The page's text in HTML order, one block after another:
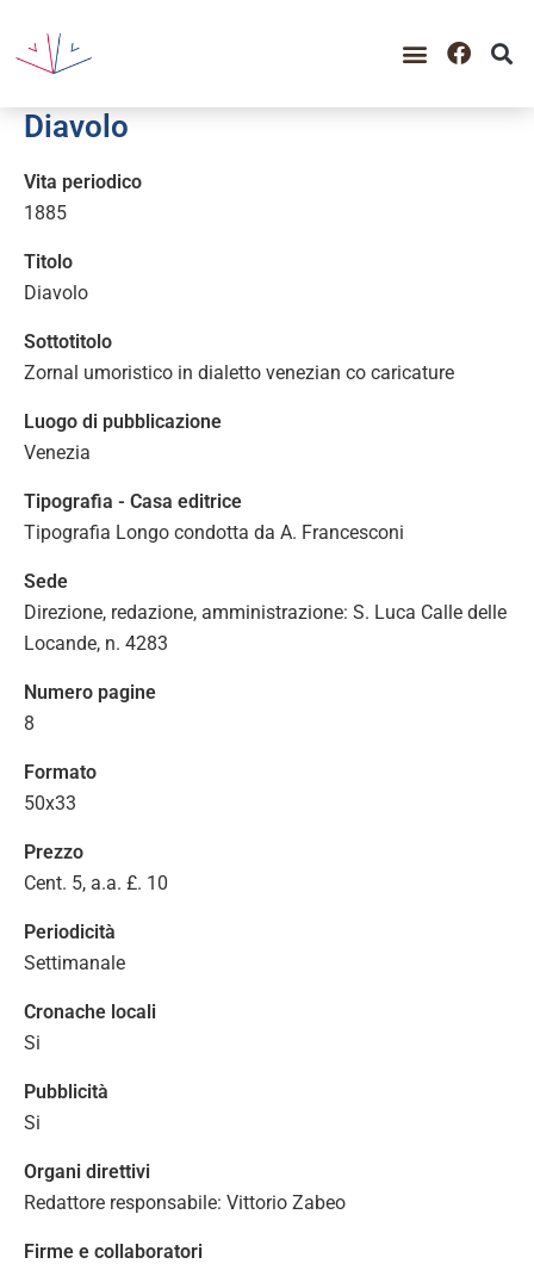
Diavolo
Vita periodico
1885
Titolo
Diavolo
Sottotitolo
Zornal umoristico in dialetto venezian co caricature
Luogo di pubblicazione
Venezia
Tipografia - Casa editrice
Tipografia Longo condotta da A. Francesconi
Sede
Direzione, redazione, amministrazione: S. Luca Calle delle
Locande, n. 4283
Numero pagine
8
Formato
50x33
Prezzo
Cent. 5, a.a. £. 10
Periodicità
Settimanale
Cronache locali
Si
Pubblicità
Si
Organi direttivi
Redattore responsabile: Vittorio Zabeo
Firme e collaboratori